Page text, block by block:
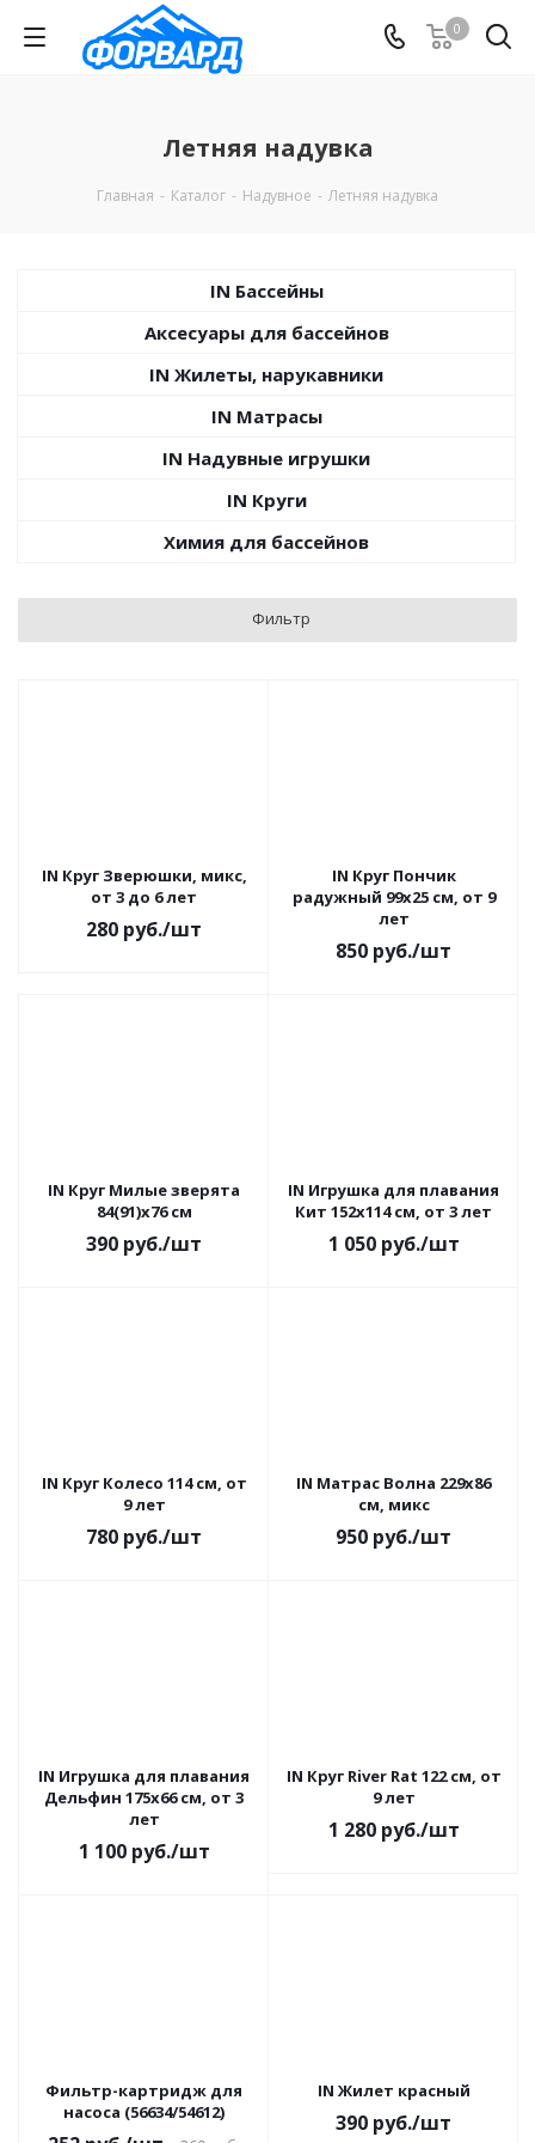
0
Летняя надувка
Главная - Каталог - Надувное - Летняя надувка
IN Бассейны
Аксесуары для бассейнов
IN Жилеты, нарукавники
IN Матрасы
IN Надувные игрушки
IN Круги
Химия для бассейнов
Фильтр
IN Круг Зверюшки, микс,
от 3 до 6 лет
280 руб./шт
IN Круг Пончик
радужный 99х25 см, от 9
лет
850 руб./шт
IN Круг Милые зверята
84(91)х76 см
390 руб./шт
IN Игрушка для плавания
Кит 152х114 см, от 3 лет
1 050руб./шт
IN Круг Колесо 114 см, от
9 лет
780 руб./шт
IN Матрас Волна 229х86
см, микс
950 руб./шт
IN Игрушка для плавания
Дельфин 175х66 см, от 3
лет
1 100руб./шт
IN Круг River Rat 122 см, от
9 лет
1 280руб./шт
Фильтр-картридж для
насоса (56634/54612)
IN Жилет красный
390 руб./шт